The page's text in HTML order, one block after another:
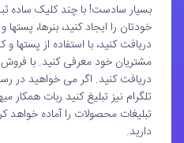
بسیار سادست! با چند کلیک ساده
خودتان را ایجاد کنید، بنرها،
دریافت کنید، با استفاده از پستها
مشتریان خود معرفی کنید. با
دریافت کنید. اگر می خواهید در
تلگرام نیز تبلیغ کنید ربات همکار
تبلیغات محصولات را آماده خواهد
دارید.